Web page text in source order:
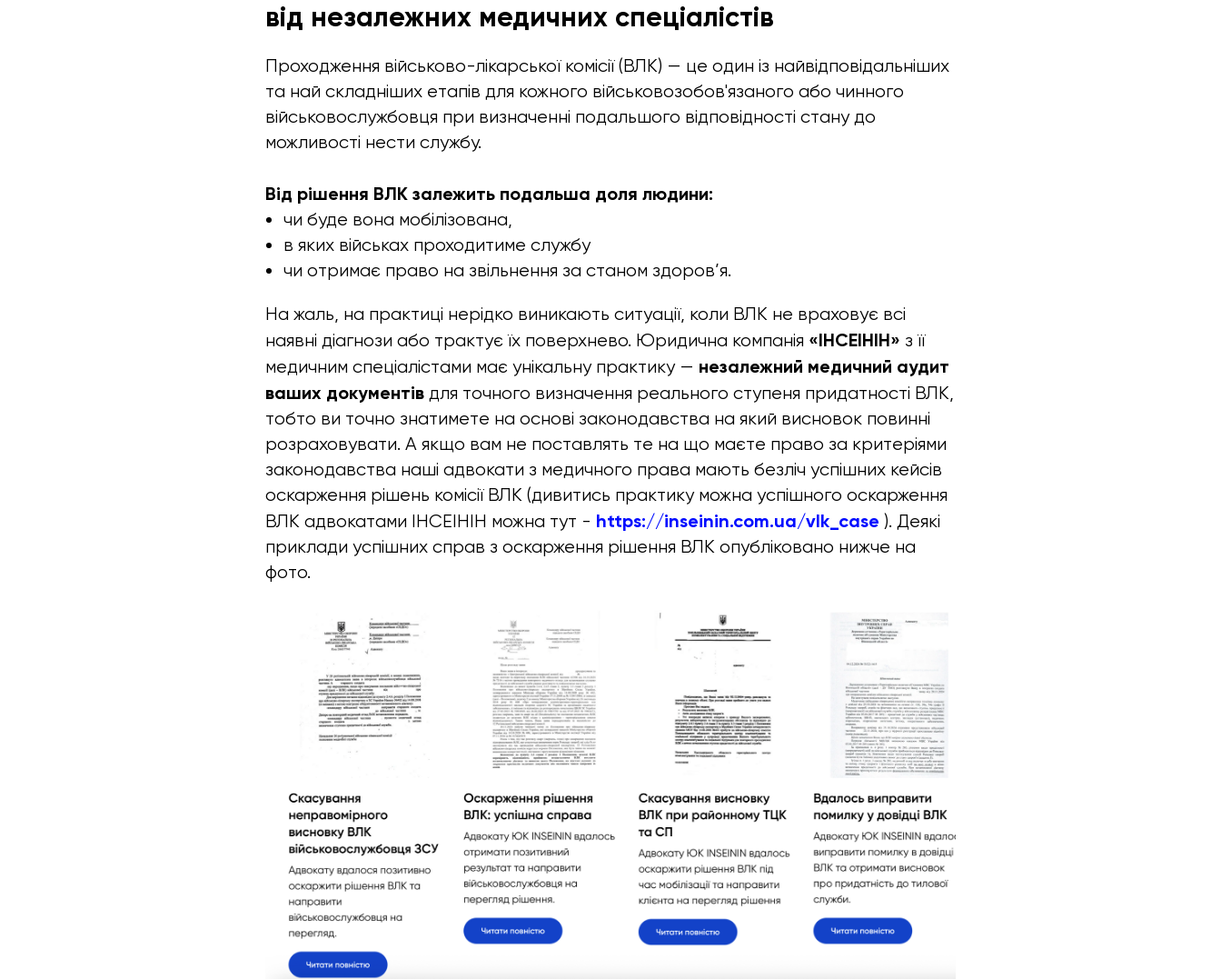
від незалежних медичних спеціалістів
Проходження військово-лікарської комісії (ВЛК) — це один із найвідповідальніших
та най складніших етапів для кожного військовозобов'язаного або чинного
військовослужбовця при визначенні подальшого відповідності стану до
можливості нести службу.
Від рішення ВЛК залежить подальша доля людини:
чи буде вона мобілізована,
в яких військах проходитиме службу
чи отримає право на звільнення за станом здоров’я.
На жаль, на практиці нерідко виникають ситуації, коли ВЛК не враховує всі
наявні діагнози або трактує їх поверхнево. Юридична компанія «ІНСЕІНІН» з її
медичним спеціалістами має унікальну практику — незалежний медичний аудит
ваших документів для точного визначення реального ступеня придатності ВЛК,
тобто ви точно знатимете на основі законодавства на який висновок повинні
розраховувати. А якщо вам не поставлять те на що маєте право за критеріями
законодавства наші адвокати з медичного права мають безліч успішних кейсів
оскарження рішень комісії ВЛК (дивитись практику можна успішного оскарження
ВЛК адвокатами ІНСЕІНІН можна тут - https://inseinin.com.ua/vlk_case ). Деякі
приклади успішних справ з оскарження рішення ВЛК опубліковано нижче на
фото.